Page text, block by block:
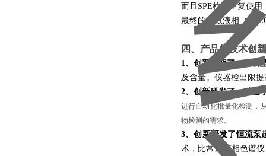
而且SPE柱可重复使
最终的高效液相（
四、产品的技术创
1、创新发明了一种新
及含量。仪器检出限
2、创新研发了一种基
进行自动化批量化检测，
物检测的需求。
3、创新研发了恒流泵
术，比常规液相色谱